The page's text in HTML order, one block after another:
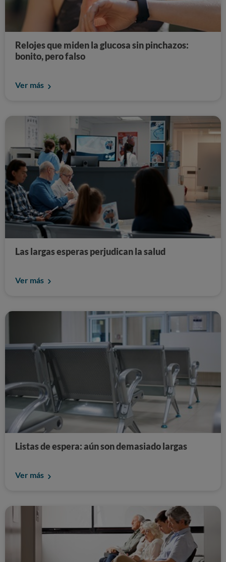
Relojes que miden la glucosa sin pinchazos:
bonito, pero falso
Ver más
Las largas esperas perjudican la salud
Ver más
Listas de espera: aún son demasiado largas
Ver más